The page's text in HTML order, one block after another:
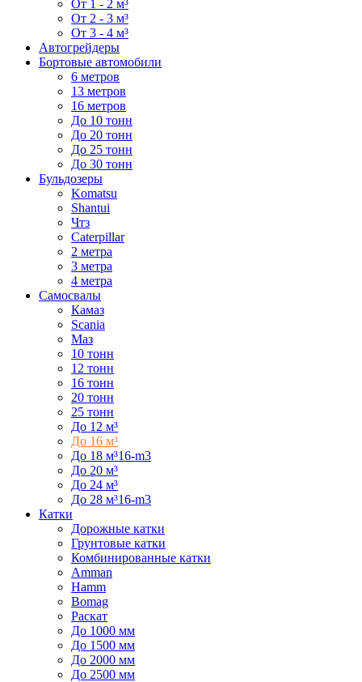
От 1 - 2 м³
От 2 - 3 м³
От 3 - 4 м³
Автогрейдеры
Бортовые автомобили
6 метров
13 метров
16 метров
До 10 тонн
До 20 тонн
До 25 тонн
До 30 тонн
Бульдозеры
Komatsu
Shantui
Чтз
Caterpillar
2 метра
3 метра
4 метра
Самосвалы
Камаз
Scania
Маз
10 тонн
12 тонн
16 тонн
20 тонн
25 тонн
До 12 м³
До 16 м³
До 18 м³16-m3
До 20 м³
До 24 м³
До 28 м³16-m3
Катки
Дорожные катки
Грунтовые катки
Комбинированные катки
Amman
Hamm
Bomag
Раскат
До 1000 мм
До 1500 мм
До 2000 мм
До 2500 мм